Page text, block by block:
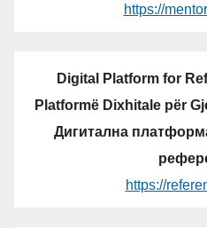
https://
Digital Platform for
Platformë Dixhitale për
Дигитална
https://